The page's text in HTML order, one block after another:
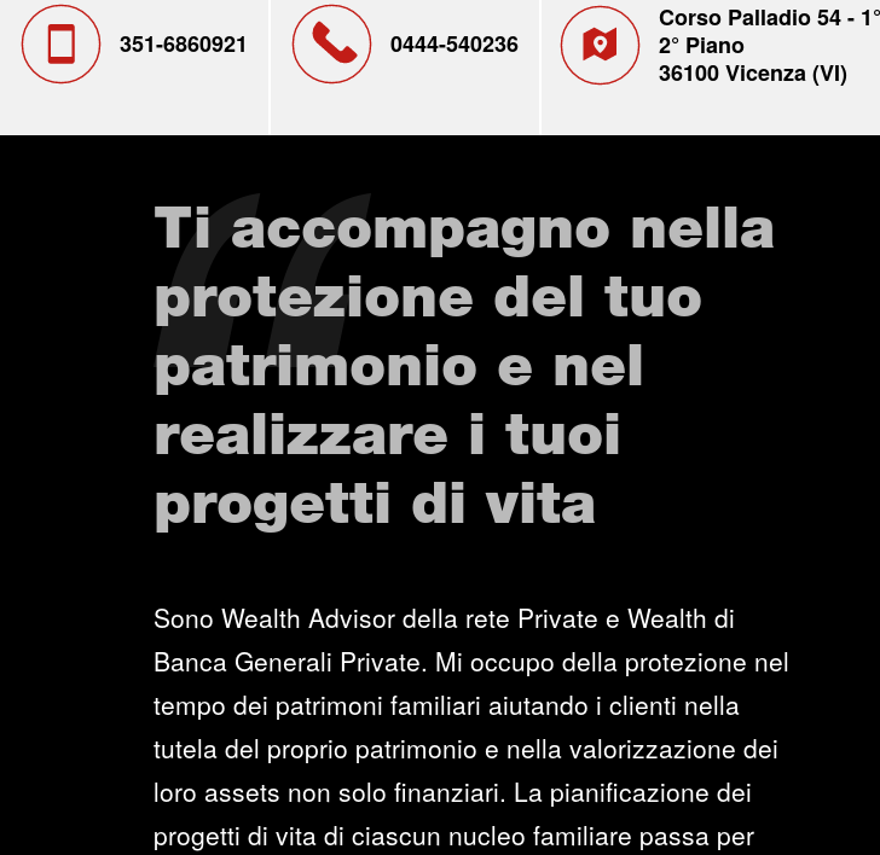
351-6860921 0444-540236
Corso Palladio 54 -
2° Piano
36100 Vicenza (VI)
Ti accompagno nella
protezione del tuo
patrimonio e nel
realizzare i tuoi
progetti di vita
Sono Wealth Advisor della rete Private e Wealth di
Banca Generali Private. Mi occupo della protezione nel
tempo dei patrimoni familiari aiutando i clienti nella
tutela del proprio patrimonio e nella valorizzazione dei
loro assets non solo finanziari. La pianificazione dei
progetti di vita di ciascun nucleo familiare passa per